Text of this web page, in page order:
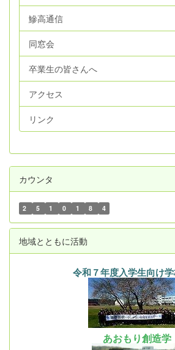
鰺高通信
同窓会
卒業生の皆さんへ
アクセス
リンク
カウンタ
2 5 1 0 1 8 4
地域とともに活動
令和７年度入学生向け
あおもり創造学